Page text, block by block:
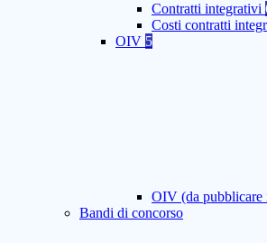
Contratti integrativi
Costi contratti
OIV 5
OIV (da pubblicare
Bandi di concorso